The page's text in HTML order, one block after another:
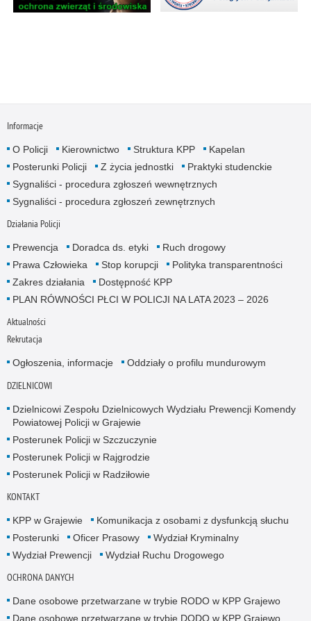
Informacje
O Policji Kierownictwo Struktura KPP
Kapelan
Posterunki Policji
Z życia jednostki
Praktyki studenckie
Sygnaliści - procedura zgłoszeń wewnętrznych
Sygnaliści - procedura zgłoszeń zewnętrznych
Działania Policji
Prewencja Doradca ds. etyki
Ruch drogowy
Prawa Człowieka
Stop korupcji
Polityka transparentności
Zakres działania
Dostępność KPP
PLAN RÓWNOŚCI PŁCI W POLICJI NA LATA 2023 – 2026
Aktualności
Rekrutacja
Ogłoszenia, informacje Oddziały o profilu mundurowym
DZIELNICOWI
Dzielnicowi Zespołu Dzielnicowych Wydziału Prewencji Komendy
Powiatowej Policji w Grajewie
Posterunek Policji w Szczuczynie
Posterunek Policji w Rajgrodzie
Posterunek Policji w Radziłowie
KONTAKT
KPP w Grajewie
Komunikacja z osobami z dysfunkcją słuchu
Posterunki
Oficer Prasowy
Wydział Kryminalny
Wydział Prewencji
Wydział Ruchu Drogowego
OCHRONA DANYCH
Dane osobowe przetwarzane w trybie RODO w KPP Grajewo
Dane osobowe przetwarzane w trybie DODO w KPP Grajewo